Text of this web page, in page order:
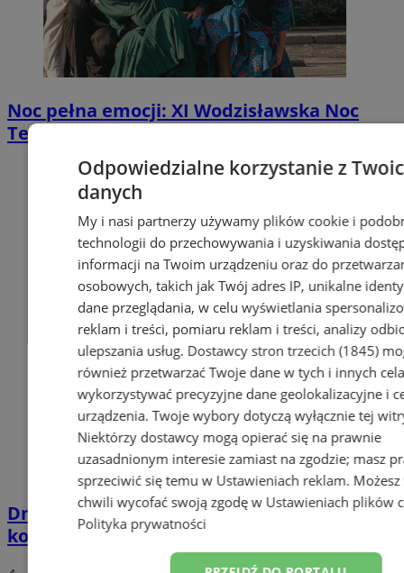
Noc pełna emocji: XI Wodzisławska Noc
Teatrów ożywi miejską starówkę
Dni Wodzisławia Śląskiego. Festiwal,
koncerty i rodzinna zabawa
Odpowiedzialne korzystanie z
danych
My i nasi partnerzy używamy plików cookie i
technologii do przechowywania i uzyskiwania
informacji na Twoim urządzeniu oraz do
osobowych, takich jak Twój adres IP, unikalne
dane przeglądania, w celu wyświetlania
reklam i treści, pomiaru reklam i treści, analizy
ulepszania usług. Dostawcy stron trzecich (1845)
również przetwarzać Twoje dane w tych i innych
wykorzystywać precyzyjne dane geolokalizacyjne i
urządzenia. Twoje wybory dotyczą wyłącznie tej
Niektórzy dostawcy mogą opierać się na prawnie
uzasadnionym interesie zamiast na zgodzie; masz
sprzeciwić się temu w Ustawieniach reklam.
chwili wycofać swoją zgodę w Ustawieniach plików
Polityka prywatności